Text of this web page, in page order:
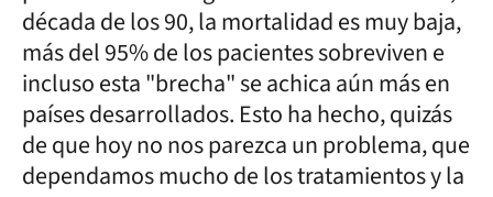
década de los 90, la mortalidad es muy baja,
más del 95% de los pacientes sobreviven e
incluso esta "brecha" se achica aún más en
países desarrollados. Esto ha hecho, quizás
de que hoy no nos parezca un problema, que
dependamos mucho de los tratamientos y la